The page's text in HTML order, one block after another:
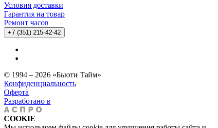
Условия доставки
Гарантия на товар
Ремонт часов
+7 (351) 215-42-42
© 1994 – 2026 «Бьюти Тайм»
Конфиденциальность
Оферта
Разработано в
COOKIE